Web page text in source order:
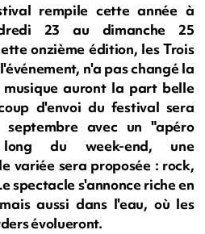
rempile cette année à
23 au dimanche 25
onzième édition, les Trois
n'a pas changé la
auront la part belle
d'envoi du festival sera
avec un "apéro
du week-end, une
variée sera proposée : rock,
spectacle s'annonce riche en
aussi dans l'eau, où les
évolueront.